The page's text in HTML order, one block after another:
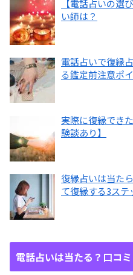
【電話占いの選
い師は？
電話占いで復縁
る鑑定前注意ポ
実際に復縁でき
験談あり】
復縁占いは当た
て復縁する3ステ
電話占いは当たる？口コ